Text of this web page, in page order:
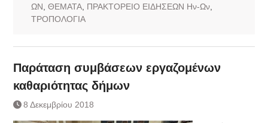
ΩΝ ΘΕΜΑΤΑ, ΠΡΑΚΤΟΡΕΙΟ ΕΙΔΗΣΕΩΝ Ην-Ων,
ΤΡΟΠΟΛΟΓΙΑ
Παράταση συμβάσεων εργαζομένων
καθαριότητας δήμων
8 Δεκεμβρίου 2018